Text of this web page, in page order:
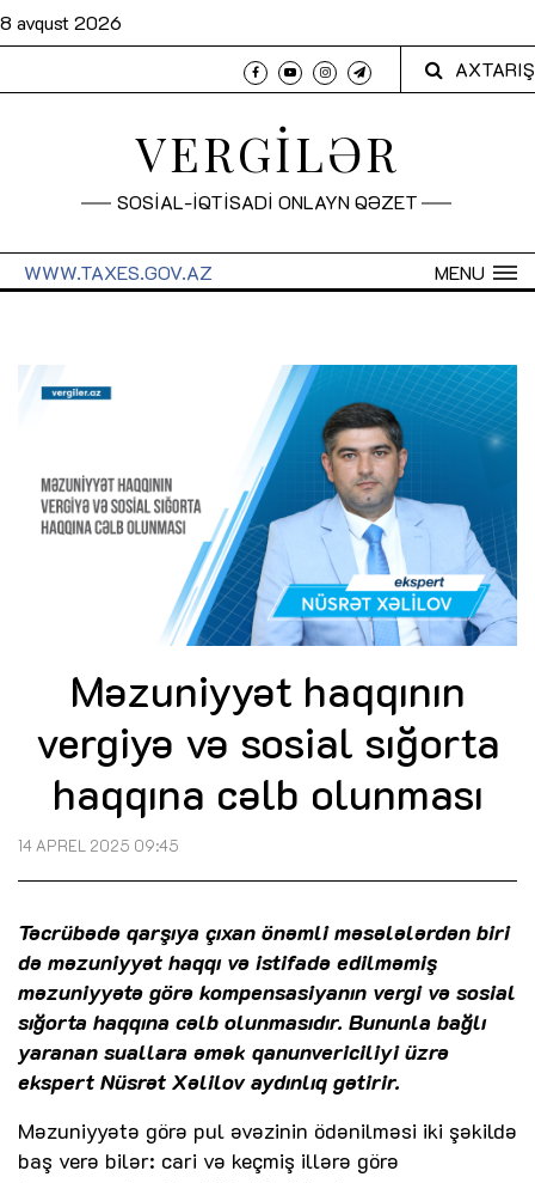
8 avqust 2026
AXTARIŞ
VERGİLƏR
SOSİAL-İQTİSADİ ONLAYN QƏZET
MENU
WWW.TAXES.GOV.AZ
Məzuniyyət haqqının
vergiyə və sosial sığorta
haqqına cəlb olunması
14 APREL 2025 09:45
Təcrübədə qarşıya çıxan önəmli məsələlərdən biri
də məzuniyyət haqqı və istifadə edilməmiş
məzuniyyətə görə kompensasiyanın vergi və sosial
sığorta haqqına cəlb olunmasıdır. Bununla bağlı
yaranan suallara əmək qanunvericiliyi üzrə
ekspert Nüsrət Xəlilov aydınlıq gətirir.
Məzuniyyətə görə pul əvəzinin ödənilməsi iki şəkildə
baş verə bilər: cari və keçmiş illərə görə